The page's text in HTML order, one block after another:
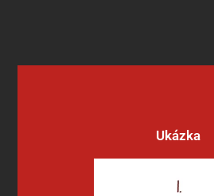
Ukázka